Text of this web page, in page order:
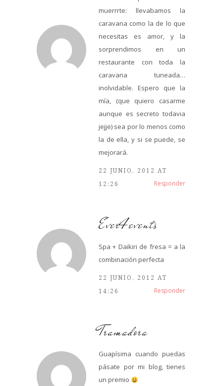
muerrrte: llevabamos la
caravana como la de lo que
necesitas es amor, y la
sorprendimos en un
restaurante con toda la
caravana tuneada…
inolvidable. Espero que la
mía, (que quiero casarme
aunque es secreto todavia
jejje) sea por lo menos como
la de ella, y si se puede, se
mejorará.
22 JUNIO, 2012 AT
12:26
Responder
Ever4events
Spa + Daikiri de fresa = a la
combinación perfecta
22 JUNIO, 2012 AT
14:26
Responder
Tramadora
Guapísima cuando puedas
pásate por mi blog, tienes
un premio